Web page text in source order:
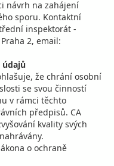
návrh na zahájení
sporu. Kontaktní
inspektorát -
2, email:
údajů
že chrání osobní
se svou činností
v rámci těchto
předpisů. CA
kvality svých
o ochraně